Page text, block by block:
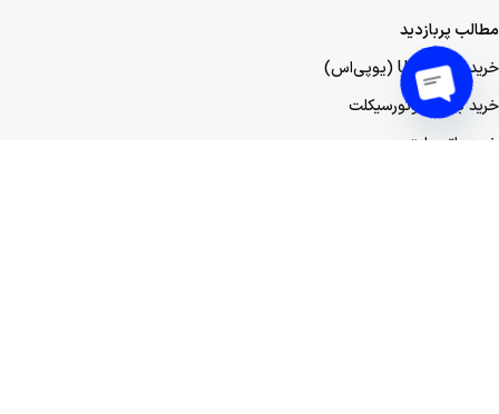
مطالب پربازدید
خرید باتری UPS (یو‌پی‌اس)
خرید باتری موتورسیکلت
خرید باتری لیتیومی
Open